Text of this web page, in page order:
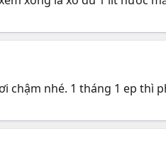
chậm nhé. 1 tháng 1 ep thì